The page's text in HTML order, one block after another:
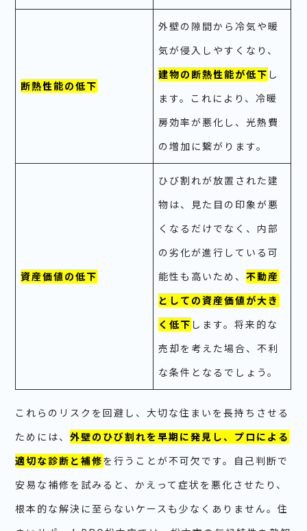
断熱性能の低下
外壁の隙間から冷気や暖
気が侵入しやすくなり、
建物の断熱性能が低下 し
ます。これにより、冷暖
房効率が悪化し、光熱費
の増加に繋がります。
資産価値の低下
ひび割れが放置された建
物は、見た目の印象が悪
くなるだけでなく、内部
の劣化が進行している可
能性も高いため、不動産
としての資産価値が大き
く低下 します。将来的な
売却を考えた場合、不利
な条件となるでしょう。
これらのリスクを回避し、大切な住まいを長持ちさせる
ためには、外壁のひび割れを早期に発見し、プロによる
適切な診断と補修を行うことが不可欠です。自己判断で
安易な補修を試みると、かえって症状を悪化させたり、
根本的な解決に至らないケースも少なくありません。住